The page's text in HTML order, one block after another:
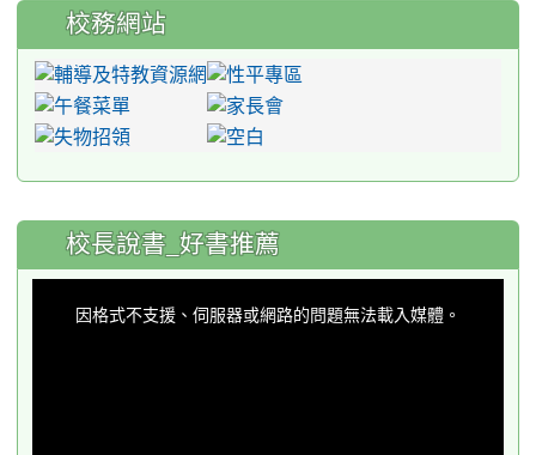
校務網站
:::
校長說書_好書推薦
因格式不支援、伺服器或網路的問題無法載入媒體。